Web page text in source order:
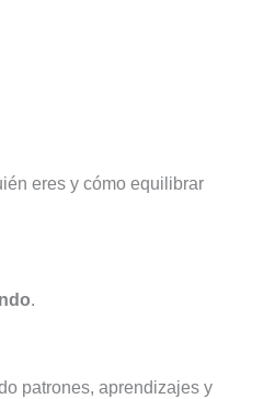
eres y cómo equilibrar
.
patrones, aprendizajes y